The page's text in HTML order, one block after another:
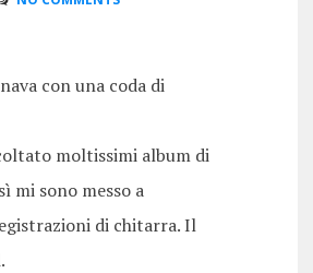
con una coda di
moltissimi album di
mi sono messo a
di chitarra. Il
.